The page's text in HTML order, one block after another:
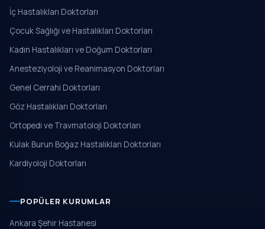
İç Hastalıkları Doktorları
Çocuk Sağlığı ve Hastalıkları Doktorları
Kadın Hastalıkları ve Doğum Doktorları
Anesteziyoloji ve Reanimasyon Doktorları
Genel Cerrahi Doktorları
Göz Hastalıkları Doktorları
Ortopedi ve Travmatoloji Doktorları
Kulak Burun Boğaz Hastalıkları Doktorları
Kardiyoloji Doktorları
POPÜLER KURUMLAR
Ankara Şehir Hastanesi